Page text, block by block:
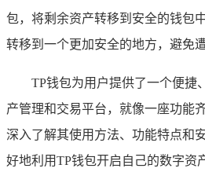
包，将剩余资产转移到安全的钱包
转移到一个更加安全的地方，避免
TP钱包为用户提供了一个便捷
产管理和交易平台，就像一座功能
深入了解其使用方法、功能特点和
好地利用TP钱包开启自己的数字资